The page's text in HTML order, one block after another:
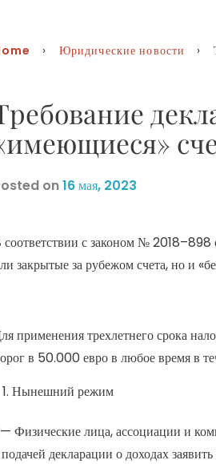
› Юридические новости ›
on16 мая, 2023
с законом № 2018–898
закрытые за рубежом счета, но и
применения трехлетнего срока
в 50.000 евро в любое время в
Нынешний режим
Физические лица, ассоциации и
декларации о доходах заявить